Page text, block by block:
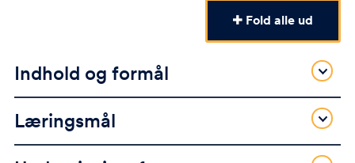
Fold alle ud
Indhold og formål
Læringsmål